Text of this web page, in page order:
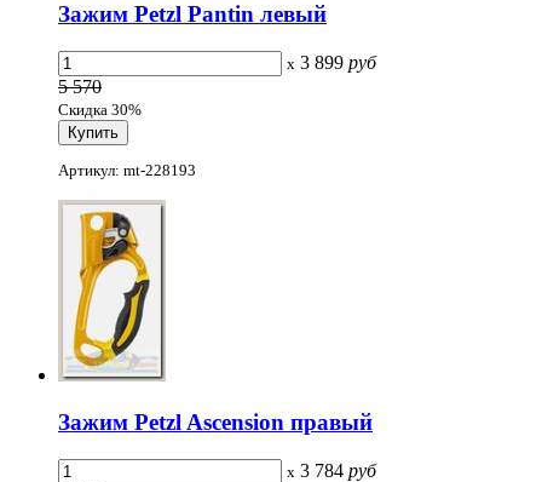
Зажим Petzl Pantin левый
x 3 899 руб
5 570
Скидка 30%
Артикул: mt-228193
Зажим Petzl Ascension правый
x 3 784 руб